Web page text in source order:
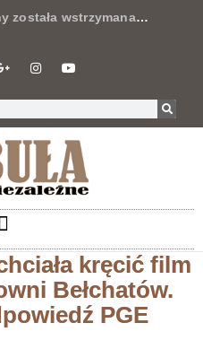
wstrzymana…
kręcić film
Bełchatów.
PGE